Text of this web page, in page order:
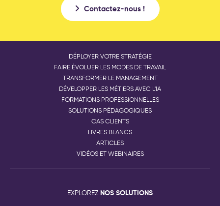
Contactez-nous !
DÉPLOYER VOTRE STRATÉGIE
FAIRE ÉVOLUER LES MODES DE TRAVAIL
TRANSFORMER LE MANAGEMENT
DÉVELOPPER LES MÉTIERS AVEC L'IA
FORMATIONS PROFESSIONNELLES
SOLUTIONS PÉDAGOGIQUES
CAS CLIENTS
LIVRES BLANCS
ARTICLES
VIDÉOS ET WEBINAIRES
EXPLOREZ NOS SOLUTIONS